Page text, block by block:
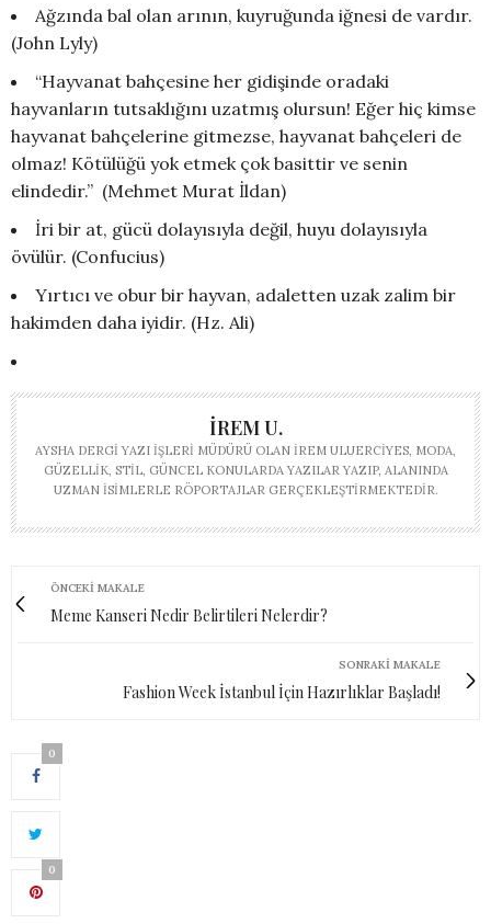
Ağzında bal olan arının, kuyruğunda iğnesi de vardır.
(John Lyly)
“Hayvanat bahçesine her gidişinde oradaki
hayvanların tutsaklığını uzatmış olursun! Eğer hiç kimse
hayvanat bahçelerine gitmezse, hayvanat bahçeleri de
olmaz! Kötülüğü yok etmek çok basittir ve senin
elindedir.” (Mehmet Murat İldan)
İri bir at, gücü dolayısıyla değil, huyu dolayısıyla
övülür. (Confucius)
Yırtıcı ve obur bir hayvan, adaletten uzak zalim bir
hakimden daha iyidir. (Hz. Ali)
İREM U.
AYSHA DERGI YAZI İŞLERI MÜDÜRÜ OLAN İREM ULUERCIYES, MODA,
GÜZELLIK, STIL, GÜNCEL KONULARDA YAZILAR YAZIP, ALANINDA
UZMAN ISIMLERLE RÖPORTAJLAR GERÇEKLEŞTIRMEKTEDIR.
ÖNCEKI MAKALE
Meme Kanseri Nedir Belirtileri Nelerdir?
SONRAKI MAKALE
Fashion Week İstanbul İçin Hazırlıklar Başladı!
0
0